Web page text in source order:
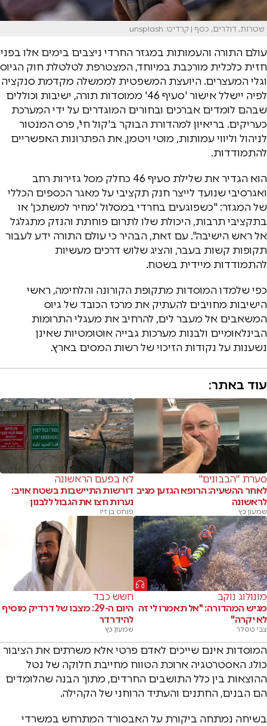
שטרות, דולרים, כסף | קרדיט: unsplash
עולם התורה והעמותות במגזר החרדי ניצבים בימים אלו בפני
חזית כלכלית מורכבת במיוחד, המצטרפת לטלטלת חוק הגיוס
וגלי המעצרים. היועצת המשפטית לממשלה מקדמת סנקציה
לפיה יישלל אישור 'סעיף 46' ממוסדות תורה, ישיבות וכוללים
שבהם לומדים אברכים ובחורים המוגדרים על ידי המערכת
כעריקים. בריאיון למהדורת הבוקר ב'קול חי', פרס המנטור
לניהול וליווי עמותות, מוטי ויטמן, את הפתרונות האפשריים
להתמודדות.
הוא הגדיר את שלילת סעיף 46 כחלק מסל גזירות רחב
ואגרסיבי שנועד לייצר חנק תקציבי על מאגר הכספים הכללי
של המגזר: "כשפוגעים בחרדי במסלול 'מחיר למשתכן' או
בתקציבי תרבות, היכולת שלו לתרום פוחתת והנזק מתגלגל
אל ראש הישיבה". עם זאת, הבהיר כי עולם התורה ידע לעבור
תקופות קשות בעבר, והציג שלוש דרכים מעשיות
להתמודדות מיידית בשטח.
כפי שלמדו המוסדות מתקופת הקורונה והלחימה, ראשי
הישיבות מחויבים להעתיק את מרכז הכובד של גיוס
המשאבים אל מעבר לים, להרחיב את מעגלי התרומות
הבינלאומיים ולבנות מערכות גבייה אוטומטיות שאינן
נשענות על נקודות הזיכוי של רשות המסים בארץ.
עוד באתר:
סערת "הבבונים"
לאחר ההשעיה: הרופא הגזען מגיב
לראשונה
שמעון כץ
לא בפעם הראשונה
דורשות התיישבות בשטח אויב:
נערות חצו את הגבול ללבנון
פנחס בן זיו
מונולוג נוקב
מגיש המהדורה: "אל תאמרו לי זה
לא יקרה"
צבי טסלר
חשש כבד
היום ה-29: מצבו של דרדיק מוסיף
להידרדר
שמעון כץ
המוסדות אינם שייכים לאדם פרטי אלא משרתים את הציבור
כולו. האסטרטגיה ארוכת הטווח מחייבת חלוקה של נטל
ההוצאות בין כלל התושבים החרדים, מתוך הבנה שהלומדים
הם הבנים, החתנים והעתיד הרוחני של הקהילה.
בשיחה נמתחה ביקורת על האבסורד המתרחש במשרדי